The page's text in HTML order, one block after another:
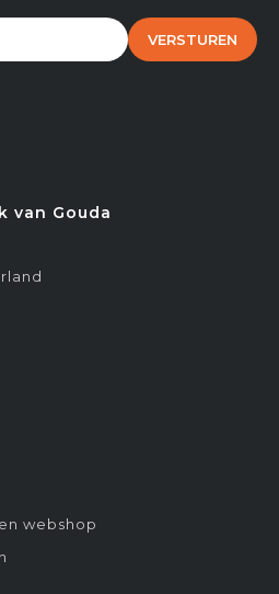
van Gouda
webshop
VERSTUREN